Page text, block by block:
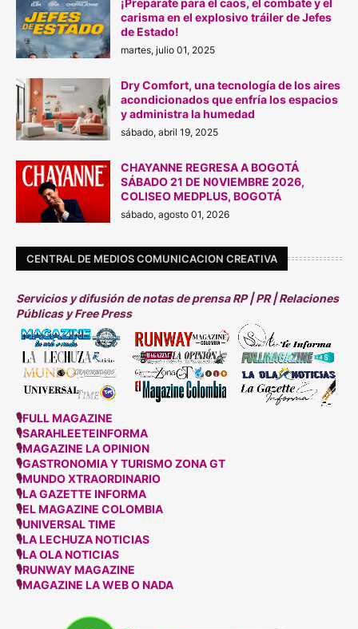
¡Prepárate para el caos, el combate y el
carisma en el explosivo tráiler de Jefes
de Estado!
martes, julio 01, 2025
Dry Comfort, una tecnología de los aires
acondicionados que enfría los espacios
y administra la humedad
sábado, abril 19, 2025
CHAYANNE REGRESA A BOGOTÁ
SÁBADO 21 DE N0VIEMBRE 2026,
COLISEO MEDPLUS, BOGOTÁ
sábado, agosto 01, 2026
CENTRAL DE MEDIOS COMUNICACION CREATIVA
Servicios y difusión de notas de prensa RP | PR | Relaciones
Públicas y Free Press
🎙FULL MAGAZINE
🎙SARAHLEETEINFORMA
🎙MAGAZINE LA OPINION
🎙GASTRONOMIA Y TURISMO ZONA GT
🎙MUNDO XTRAORDINARIO
🎙LA GAZETTE INFORMA
🎙EL MAGAZINE COLOMBIA
🎙UNIVERSAL TIME
🎙LA LECHUZA NOTICIAS
🎙LA OLA NOTICIAS
🎙RUNWAY MAGAZINE
🎙MAGAZINE LA WEB O NADA